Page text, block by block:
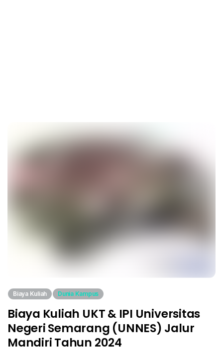
Biaya Kuliah Dunia Kampus
Biaya Kuliah UKT & IPI Universitas
Negeri Semarang (UNNES) Jalur
Mandiri Tahun 2024